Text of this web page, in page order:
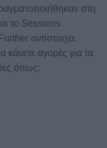
στη
το Sessions
αντίστοιχα.
κάνετε αγορές για τα
όπως: